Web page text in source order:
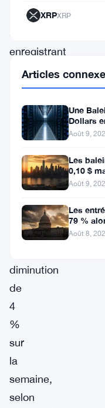
000
enregistrant
une
légère
baisse
cours
des
dernières
heures
diminution
de
4
%
sur
la
semaine,
selon
XRPXRP
Articles
Une
Dollars
Ans de
Août 9,
Les
0,10 $
à l’écart
Août 9,
Les
79 %
avant la
Août 8,